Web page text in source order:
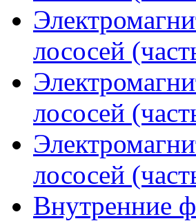
лососей
лососей
лососей
Внутренние